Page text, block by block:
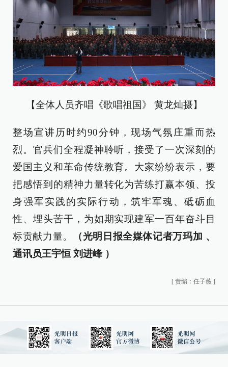
【全体人员齐唱《歌唱祖国》 黄龙灿摄】
整场宣讲历时约90分钟，现场气氛庄重而热
烈。官兵们全程凝神聆听，接受了一次深刻的
爱国主义和革命传统教育。大家纷纷表示，要
把感悟到的精神力量转化为苦练打赢本领、投
身强军实践的实际行动，筑牢军魂、砥砺血
性、埋头苦干，为如期实现建军一百年奋斗目
标贡献力量。
（光明日报全媒体记者万玛加 、
通讯员王宇恒 刘进峰 ）
[ 责编：任子薇 ]